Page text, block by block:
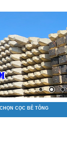
CỌC BÊ TÔNG